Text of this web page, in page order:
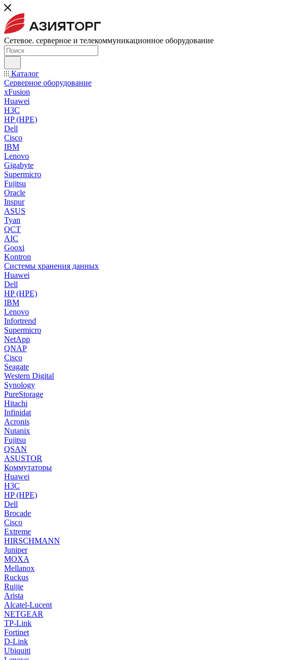
Сетевое. серверное и телекоммуникационное оборудование
Каталог
Серверное оборудование
xFusion
Huawei
H3C
HP (HPE)
Dell
Cisco
IBM
Lenovo
Gigabyte
Supermicro
Fujitsu
Oracle
Inspur
ASUS
Tyan
QCT
AIC
Gooxi
Kontron
Системы хранения данных
Huawei
Dell
HP (HPE)
IBM
Lenovo
Infortrend
Supermicro
NetApp
QNAP
Cisco
Seagate
Western Digital
Synology
PureStorage
Hitachi
Infinidat
Acronis
Nutanix
Fujitsu
QSAN
ASUSTOR
Коммутаторы
Huawei
H3C
HP (HPE)
Dell
Brocade
Cisco
Extreme
HIRSCHMANN
Juniper
MOXA
Mellanox
Ruckus
Ruijie
Arista
Alcatel-Lucent
NETGEAR
TP-Link
Fortinet
D-Link
Ubiquiti